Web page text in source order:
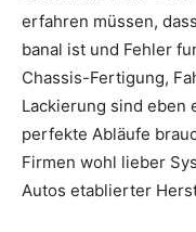
erfahren müssen,
banal ist und Fehler
Chassis-Fertigung,
Lackierung sind eben
perfekte Abläufe
Firmen wohl lieber
Autos etablierter